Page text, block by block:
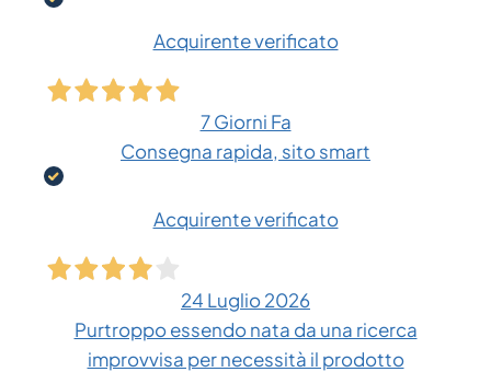
Acquirente verificato
7 Giorni Fa
Consegna rapida, sito smart
Acquirente verificato
24 Luglio 2026
Purtroppo essendo nata da una ricerca
improvvisa per necessità il prodotto